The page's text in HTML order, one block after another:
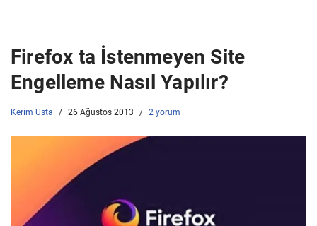
Firefox ta İstenmeyen Site
Engelleme Nasıl Yapılır?
Kerim Usta 26 Ağustos 2013 2 yorum